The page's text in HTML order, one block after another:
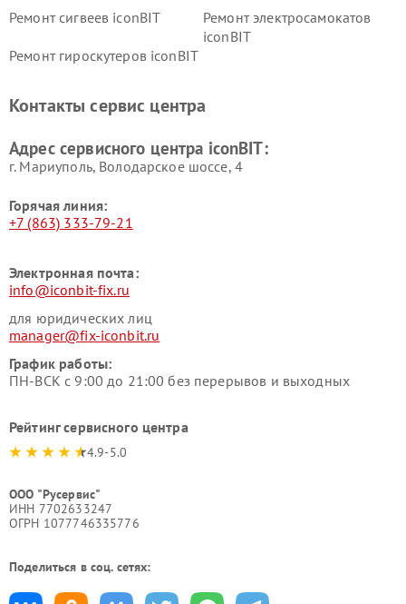
Ремонт сигвеев iconBIT
Ремонт электросамокатов
iconBIT
Ремонт гироскутеров iconBIT
Контакты сервис центра
Адрес сервисного центра iconBIT:
г. Мариуполь, Володарское шоссе, 4
Горячая линия:
+7 (863) 333-79-21
Электронная почта:
info@iconbit-fix.ru
для юридических лиц
manager@fix-iconbit.ru
График работы:
ПН-ВСК с 9:00 до 21:00 без перерывов и выходных
Рейтинг сервисного центра
4.9-5.0
ООО "Русервис"
ИНН 7702633247
ОГРН 1077746335776
Поделиться в соц. сетях: